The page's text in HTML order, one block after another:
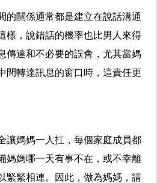
的關係通常都是建立在說話溝通
樣，說錯話的機率也比男人來得
傳達和不必要的誤會，尤其當媽
間轉達訊息的窗口時，這責任更
讓媽媽一人扛，每個家庭成員都
媽媽哪一天有事不在，或不幸離
緊緊相連。因此，做為媽媽，請